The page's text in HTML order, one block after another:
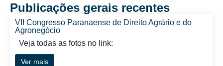
Publicações gerais recentes
VII Congresso Paranaense de Direito Agrário e do
Agronegócio
Veja todas as fotos no link:
Ver mais